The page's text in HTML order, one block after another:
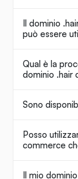
Il dominio
può essere
Qual è la
dominio .hair
Sono
Posso
commerce
Il mio